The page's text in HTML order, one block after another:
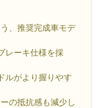
、推奨完成車モデ
レーキ仕様を採
ルがより握りやす
の抵抗感も減少し